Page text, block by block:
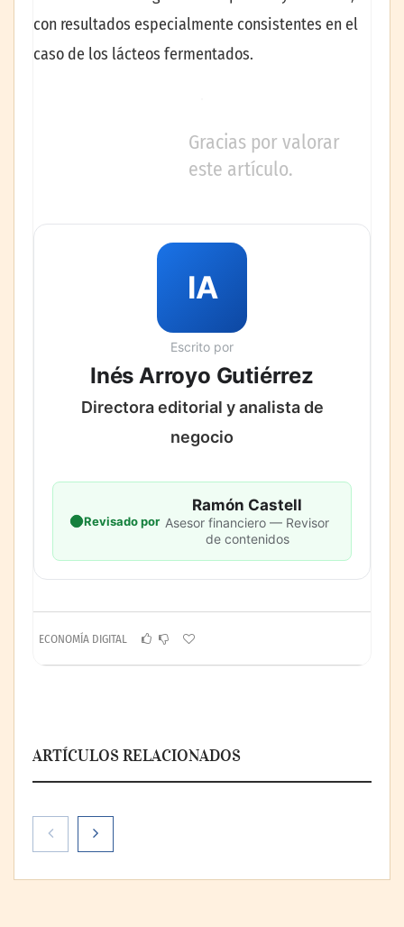
con resultados especialmente consistentes en el
caso de los lácteos fermentados.
Gracias por valorar
este artículo.
IA
Escrito por
Inés Arroyo Gutiérrez
Directora editorial y analista de
negocio
Revisado por
Ramón Castell
Asesor financiero — Revisor
de contenidos
ECONOMÍA DIGITAL
ARTÍCULOS RELACIONADOS